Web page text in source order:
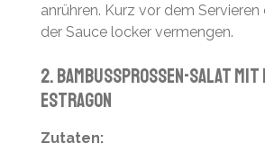
anrühren. Kurz vor dem
der Sauce locker vermengen.
2. Bambussprossen-Salat
Estragon
Zutaten: